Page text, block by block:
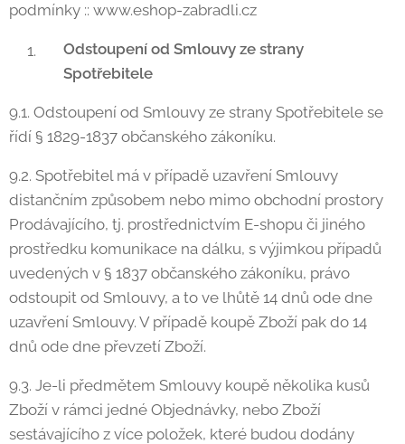
podmínky :: www.eshop-zabradli.cz
Odstoupení od Smlouvy ze strany
Spotřebitele
9.1. Odstoupení od Smlouvy ze strany Spotřebitele se
řídí § 1829-1837 občanského zákoníku.
9.2. Spotřebitel má v případě uzavření Smlouvy
distančním způsobem nebo mimo obchodní prostory
Prodávajícího, tj. prostřednictvím E-shopu či jiného
prostředku komunikace na dálku, s výjimkou případů
uvedených v § 1837 občanského zákoníku, právo
odstoupit od Smlouvy, a to ve lhůtě 14 dnů ode dne
uzavření Smlouvy. V případě koupě Zboží pak do 14
dnů ode dne převzetí Zboží.
9.3. Je-li předmětem Smlouvy koupě několika kusů
Zboží v rámci jedné Objednávky, nebo Zboží
sestávajícího z více položek, které budou dodány